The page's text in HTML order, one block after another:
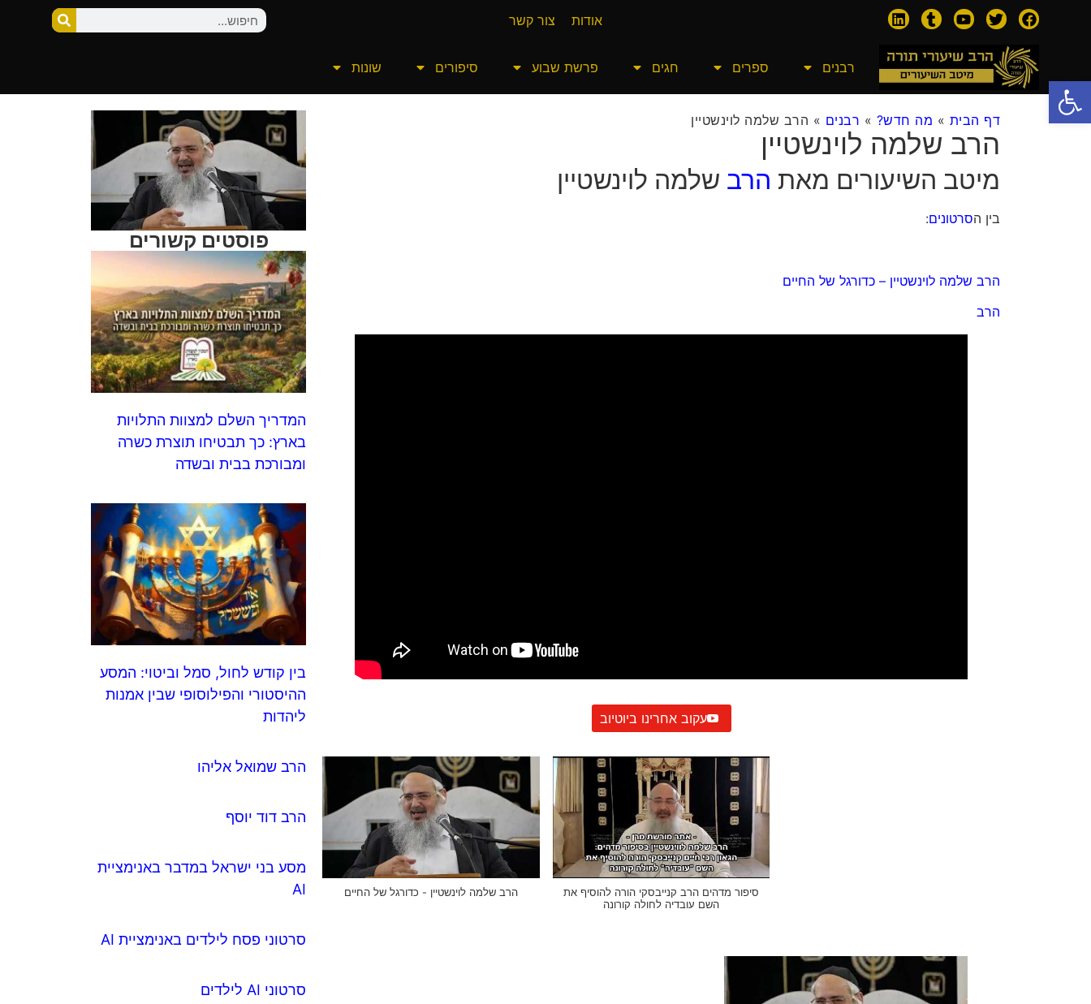
פתח סרגל נגישות
אודות צור קשר
רבנים ספרים חגים פרשת שבוע סיפורים שונות
דף הבית » מה חדש? » רבנים » הרב שלמה לוינשטיין
הרב שלמה לוינשטיין
מיטב השיעורים מאת הרב שלמה לוינשטיין
בין הסרטונים:
הרב שלמה לוינשטיין – כדורגל של החיים
הרב
עקוב אחרינו ביוטיוב
הרב שלמה לוינשטיין - כדורגל של החיים
סיפור מדהים הרב קנייבסקי הורה להוסיף את
השם עובדיה לחולה קורונה
פוסטים קשורים
המדריך השלם למצוות התלויות
בארץ: כך תבטיחו תוצרת כשרה
ומבורכת בבית ובשדה
בין קודש לחול, סמל וביטוי: המסע
ההיסטורי והפילוסופי שבין אמנות
ליהדות
הרב שמואל אליהו
הרב דוד יוסף
מסע בני ישראל במדבר באנימציית
AI
סרטוני פסח לילדים באנימציית AI
סרטוני AI לילדים